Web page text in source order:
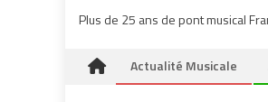
Plus de 25 ans de pont musical
Actualité Musicale